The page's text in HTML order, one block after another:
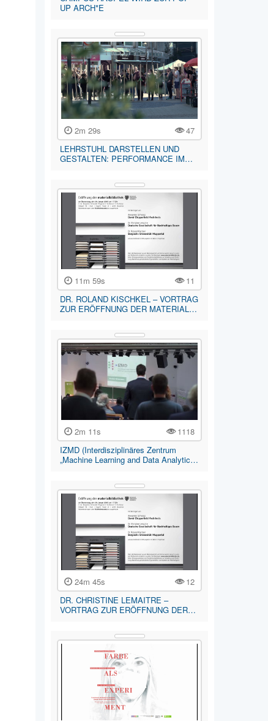
UP ARCH*E
2m 29s
47
LEHRSTUHL DARSTELLEN UND
GESTALTEN: PERFORMANCE IM…
11m 59s
11
DR. ROLAND KISCHKEL – VORTRAG
ZUR ERÖFFNUNG DER MATERIAL…
2m 11s
1118
IZMD (Interdisziplinäres Zentrum
„Machine Learning and Data Analytic…
24m 45s
12
DR. CHRISTINE LEMAITRE –
VORTRAG ZUR ERÖFFNUNG DER…